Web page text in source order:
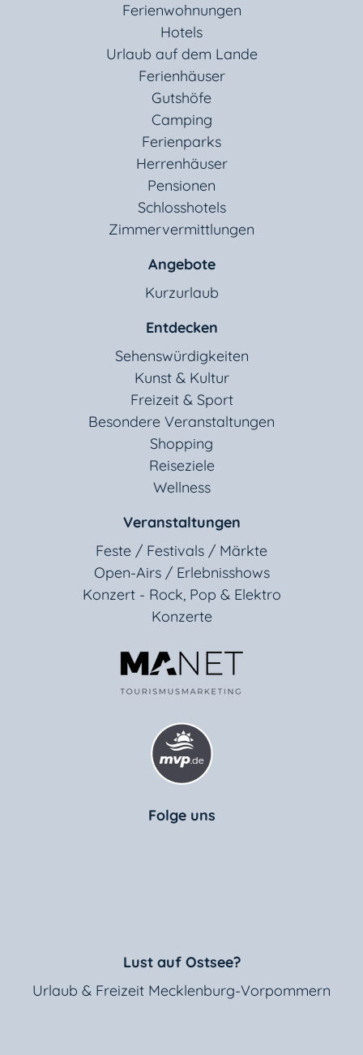
Urlaub auf dem Lande
Wellnesshotels
Zimmervermittlungen
sonstiges
Ferienwohnungen
Hotels
Urlaub auf dem Lande
Ferienhäuser
Gutshöfe
Camping
Ferienparks
Herrenhäuser
Pensionen
Schlosshotels
Zimmervermittlungen
Angebote
Kurzurlaub
Entdecken
Sehenswürdigkeiten
Kunst & Kultur
Freizeit & Sport
Besondere Veranstaltungen
Shopping
Reiseziele
Wellness
Veranstaltungen
Feste / Festivals / Märkte
Open-Airs / Erlebnisshows
Konzert - Rock, Pop & Elektro
Konzerte
Folge uns
Lust auf Ostsee?
Urlaub & Freizeit Mecklenburg-Vorpommern